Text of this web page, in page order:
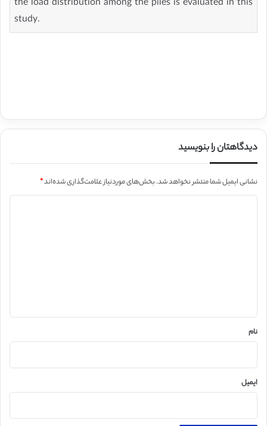
the load distribution among the piles is evaluated in this
study.
دیدگاهتان را بنویسید
نشانی ایمیل شما منتشر نخواهد شد.بخش‌های موردنیاز علامت‌گذاری شده‌اند*
نام
ایمیل